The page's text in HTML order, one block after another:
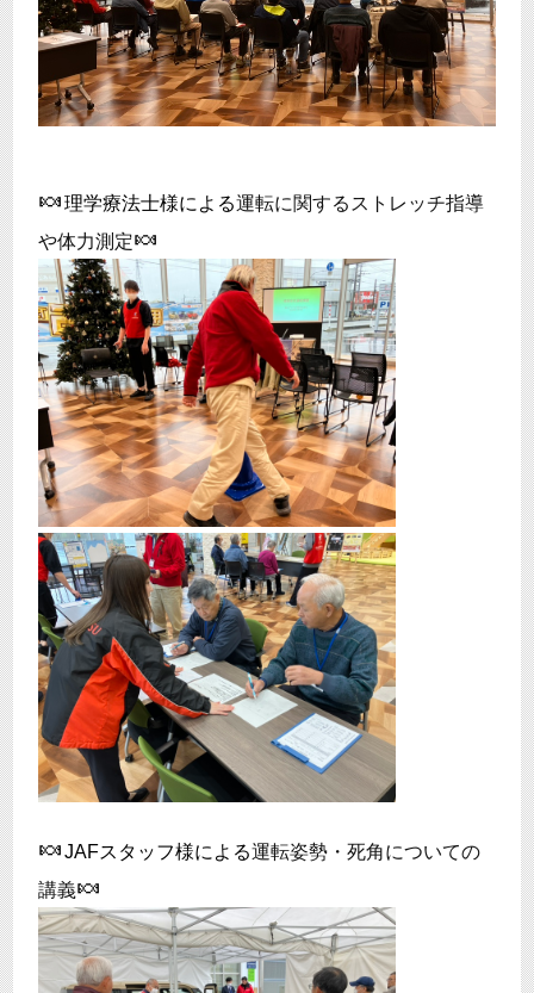
🍬理学療法士様による運転に関するストレッチ指導
や体力測定🍬
🍬JAFスタッフ様による運転姿勢・死角についての
講義🍬